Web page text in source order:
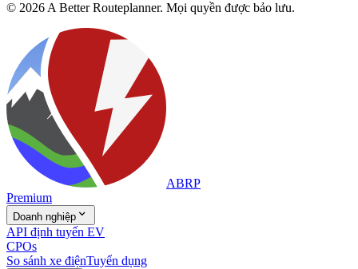
© 2026 A Better Routeplanner. Mọi quyền được bảo lưu.
ABRP
Premium
Doanh nghiệp 
API định tuyến EV
CPOs
So sánh xe điệnTuyển dụng